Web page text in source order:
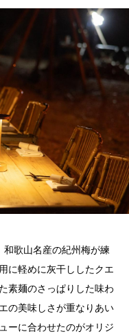
歌山名産の紀州梅が練
に軽めに灰干ししたクエ
素麺のさっぱりした味わ
の美味しさが重なりあい
ーに合わせたのがオリジ